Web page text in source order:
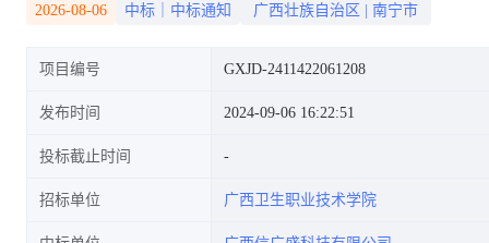
2026-08-06 中标｜中标通知 广西壮族自治区 南宁市
项目编号 GXJD-2411422061208
发布时间 2024-09-06 16:22:51
投标截止时间
招标单位 广西卫生职业技术学院